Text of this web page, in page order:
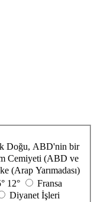
Doğu, ABD'nin bir
Cemiyeti (ABD ve
(Arap Yarımadası)
12°
Fransa
Diyanet İşleri